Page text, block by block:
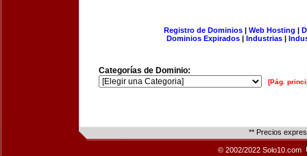
Registro de Dominios| Web Hosting |
Dominios Expirados | Industrias |
Categorías de Dominio:
[Pág.
** Precios
© 2002/2022 Solo10.com